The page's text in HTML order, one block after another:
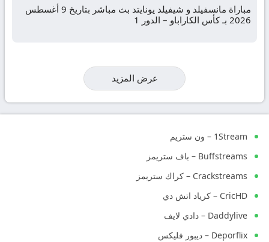
مباراة مانسفيلد و شيفيلد يونايتد بث مباشر بتاريخ 9 أغسطس
2026 بـ كأس الكاراباو – الدور 1
عرض المزيد
1Stream – ون ستريم
Buffstreams – باف ستريمز
Crackstreams – كراك ستريمز
CricHD – كرياد اتش دي
Daddylive – دادي لايف
Deporflix – ديبور فليكس